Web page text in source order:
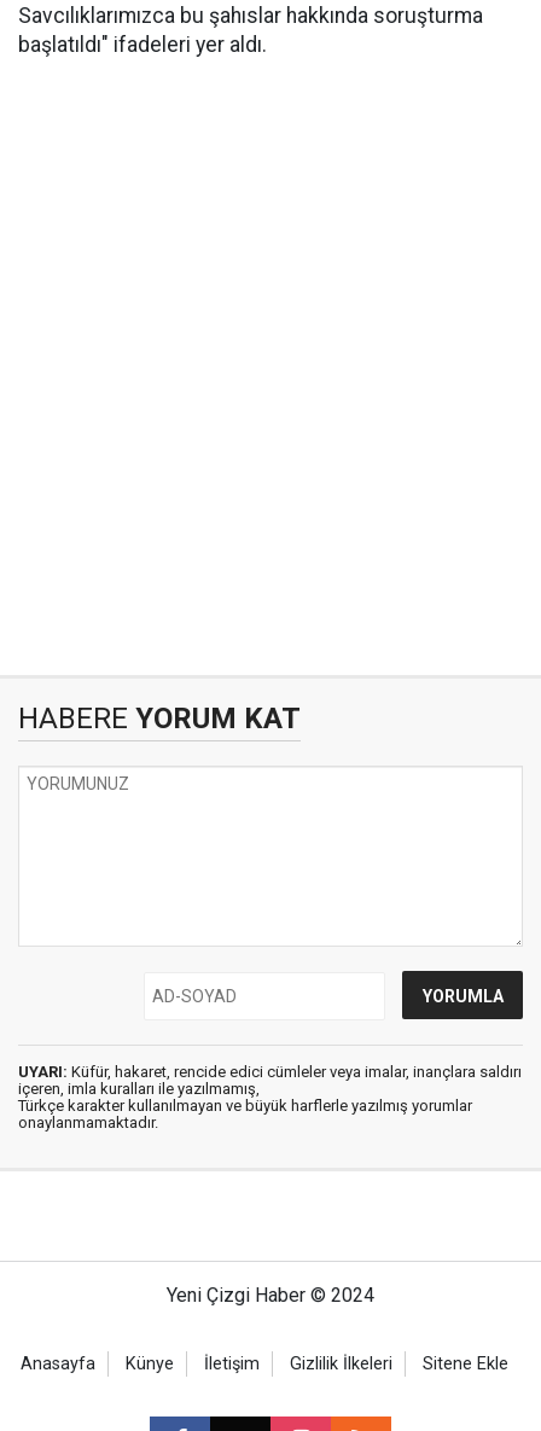
Savcılıklarımızca bu şahıslar hakkında soruşturma
başlatıldı" ifadeleri yer aldı.
HABERE YORUM KAT
UYARI: Küfür, hakaret, rencide edici cümleler veya imalar, inançlara saldırı
içeren, imla kuralları ile yazılmamış,
Türkçe karakter kullanılmayan ve büyük harflerle yazılmış yorumlar
onaylanmamaktadır.
Yeni Çizgi Haber © 2024
Anasayfa Künye İletişim Gizlilik İlkeleri Sitene Ekle